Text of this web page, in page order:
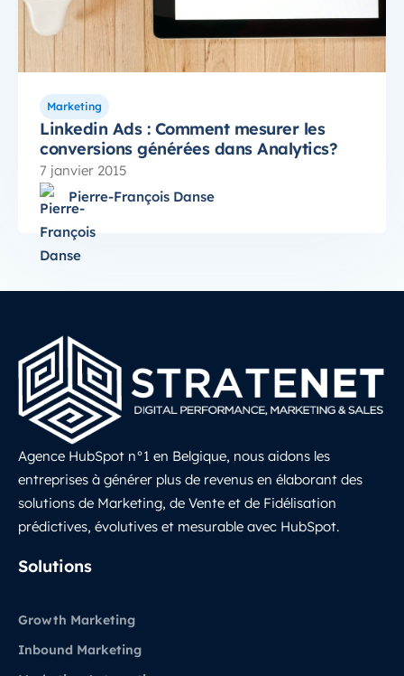
Marketing
Linkedin Ads : Comment mesurer les
conversions générées dans Analytics?
7 janvier 2015
Pierre-François Danse
Agence HubSpot n°1 en Belgique, nous aidons les
entreprises à générer plus de revenus en élaborant des
solutions de Marketing, de Vente et de Fidélisation
prédictives, évolutives et mesurable avec HubSpot.
Solutions
Growth Marketing
Inbound Marketing